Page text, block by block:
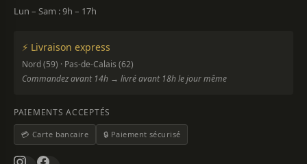
Lun – Sam : 9h – 17h
⚡ Livraison express
Nord (59) · Pas-de-Calais (62)
Commandez avant 14h → livré avant 18h le jour même
PAIEMENTS ACCEPTÉS
💳 Carte bancaire 🔒 Paiement sécurisé